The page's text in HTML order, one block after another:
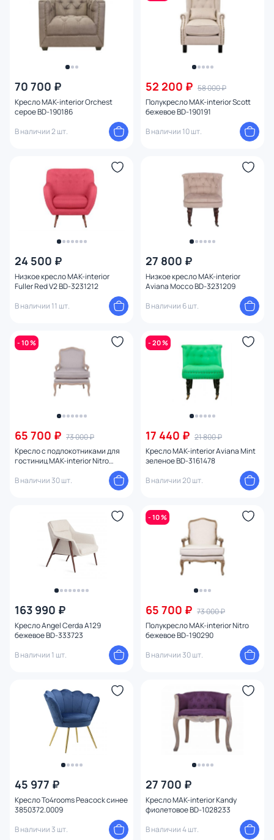
70 700 ₽
Кресло MAK-interior Orchest
серое BD-190186
В наличии 2 шт.
52 200 ₽ 58 000 ₽
Полукресло MAK-interior Scott
бежевое BD-190191
В наличии 10 шт.
24 500 ₽
Низкое кресло MAK-interior
Fuller Red V2 BD-3231212
В наличии 11 шт.
27 800 ₽
Низкое кресло MAK-interior
Aviana Mocco BD-3231209
В наличии 6 шт.
- 10 %
65 700 ₽ 73 000 ₽
Кресло с подлокотниками для
гостиниц MAK-interior Nitro
В наличии 30 шт.
- 20 %
17 440 ₽ 21 800 ₽
Кресло MAK-interior Aviana Mint
зеленое BD-3161478
В наличии 20 шт.
163 990 ₽
Кресло Angel Cerda A129
бежевое BD-333723
В наличии 1 шт.
- 10 %
65 700 ₽ 73 000 ₽
Полукресло MAK-interior Nitro
бежевое BD-190290
В наличии 30 шт.
45 977 ₽
Кресло To4rooms Peacock синее
3850372.0009
В наличии 3 шт.
27 700 ₽
Кресло MAK-interior Kandy
фиолетовое BD-1028233
В наличии 4 шт.